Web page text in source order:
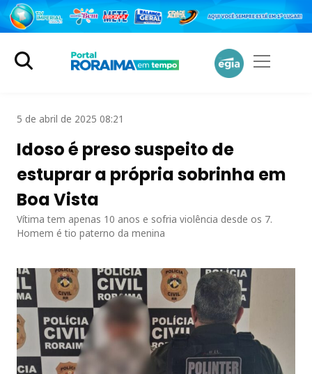
5 de abril de 2025 08:21
Idoso é preso suspeito de
estuprar a própria sobrinha em
Boa Vista
Vítima tem apenas 10 anos e sofria violência desde os 7.
Homem é tio paterno da menina